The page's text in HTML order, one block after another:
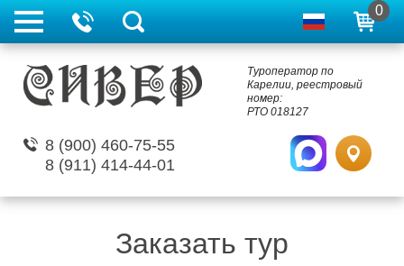
0
Туроператор по
Карелии, реестровый
номер:
РТО 018127
8 (900) 460-75-55
8 (911) 414-44-01
Заказать тур